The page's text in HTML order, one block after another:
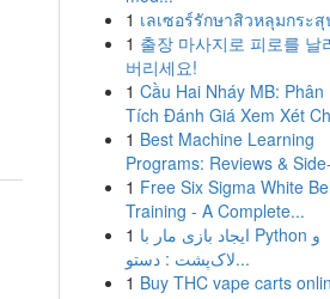
1 เลเซอร์รักษาสิวหลุมกระ
1 출장 마사지로 피로를 날
버리세요!
1 Cầu Hai Nháy MB: Phân
Tích Đánh Giá Xem Xét
1 Best Machine Learning
Programs: Reviews &
1 Free Six Sigma White
Training - A Complete...
1 ایجاد بازی مار با Python و
لاک‌پشت : دستو...
1 Buy THC vape carts